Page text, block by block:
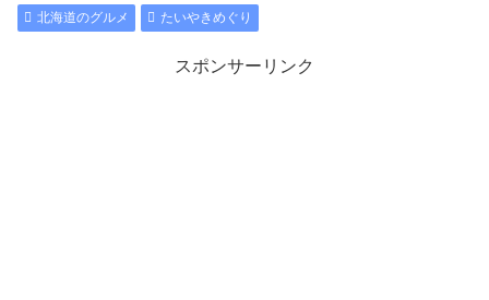
北海道のグルメ たいやきめぐり
スポンサーリンク